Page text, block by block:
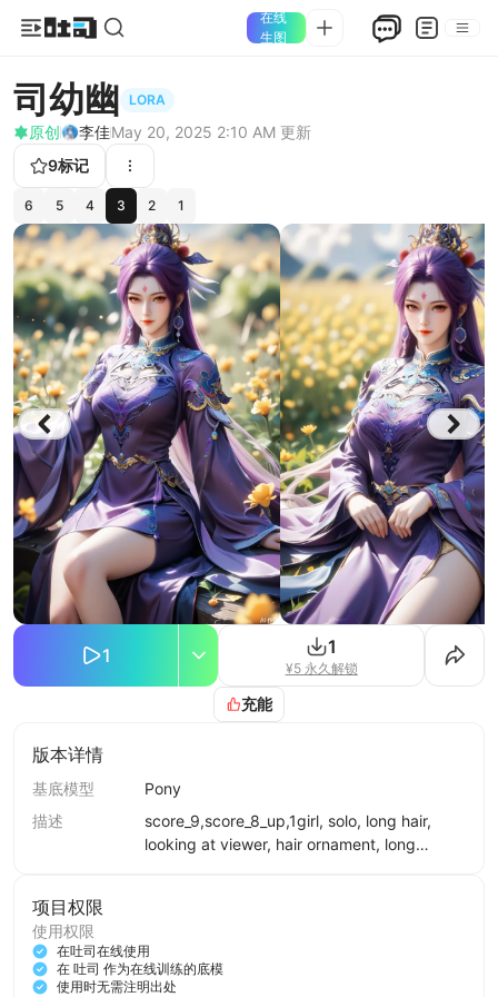
在线
生图
司幼幽 LORA
原创 李佳May 20, 2025 2:10 AM 更新
9标记
6 5 4 3 2 1
1 1
¥5 永久解锁
充能
版本详情
基底模型
Pony
描述
score_9,score_8_up,1girl, solo, long hair,
looking at viewer, hair ornament, long
项目权限
使用权限
在吐司在线使用
在 吐司 作为在线训练的底模
使用时无需注明出处